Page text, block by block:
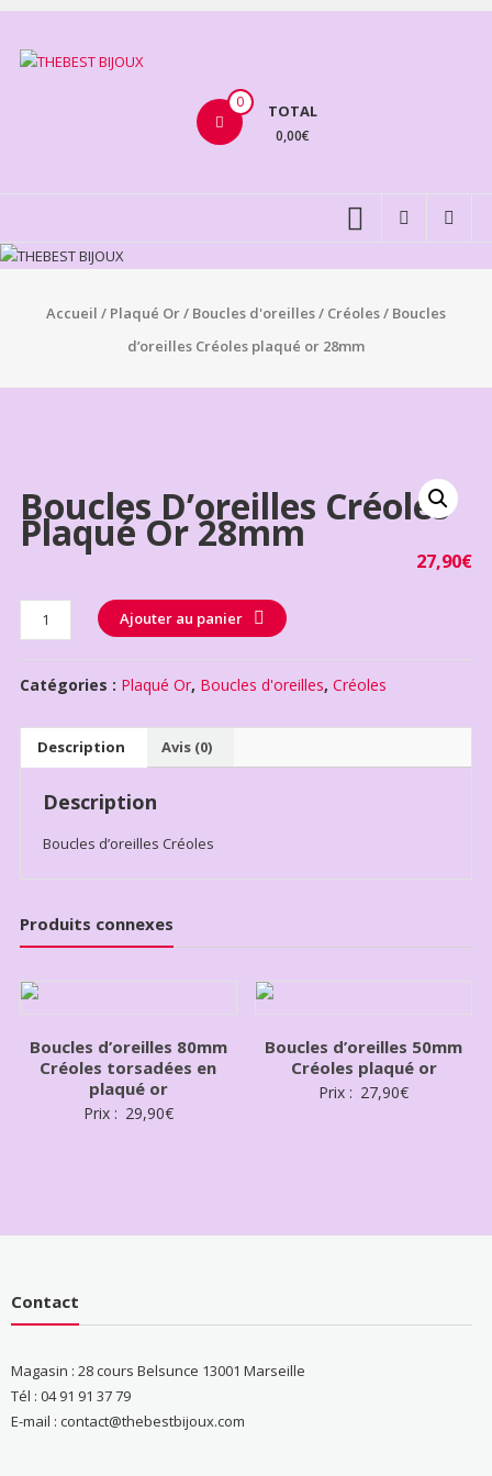
Aller
contenu
BIJOUX
0 TOTAL
0,00€
Accueil / Plaqué Or/ Boucles d'oreilles/ Créoles/ Boucles
d’oreilles Créoles plaqué or 28mm
Boucles D’oreilles Créoles
Plaqué Or 28mm
27,90€
Quantité Ajouter au panier
Catégories : Plaqué Or, Boucles d'oreilles, Créoles
Description Avis (0)
Description
Boucles d’oreilles Créoles
Produits connexes
Boucles d’oreilles 80mm
Créoles torsadées en
plaqué or
Prix : 29,90€
Boucles d’oreilles 50mm
Créoles plaqué or
Prix : 27,90€
Contact
Magasin : 28 cours Belsunce 13001 Marseille
Tél : 04 91 91 37 79
E-mail : contact@thebestbijoux.com